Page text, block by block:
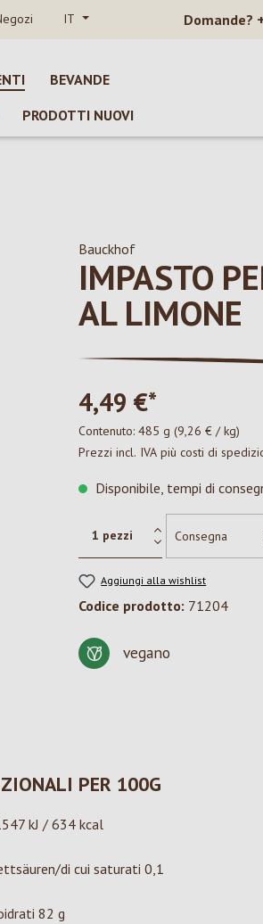
IT Domande?
BEVANDE
PRODOTTI NUOVI
Bauckhof
IMPASTO
AL LIMONE
4,49 €*
Contenuto: 485 g (9,26 € / kg)
Prezzi incl. IVA più costi di
Disponibile, tempi di
Aggiungi alla wishlist
Codice prodotto: 71204
vegano
PER 100G
kJ / 634 kcal
di cui saturati 0,1
82 g